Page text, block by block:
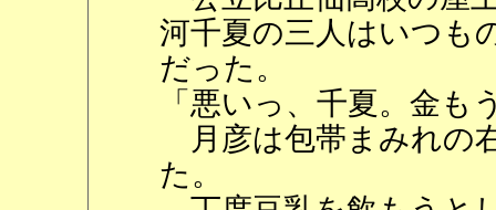
河千夏の三人はいつ
だった。
「悪いっ、千夏。金
月彦は包帯まみれの
た。